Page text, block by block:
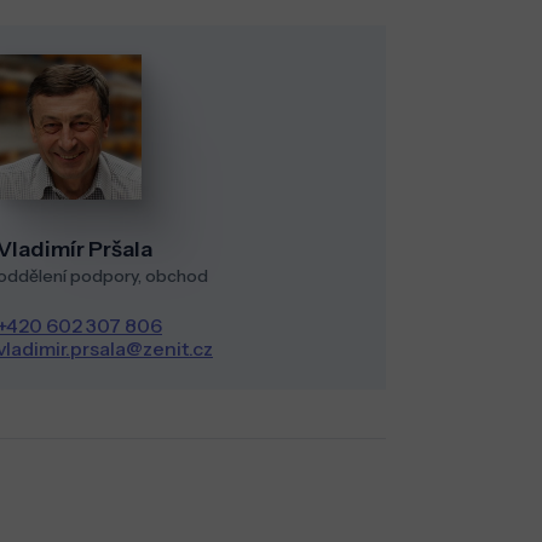
Pršala
podpory, obchod
602 307 806